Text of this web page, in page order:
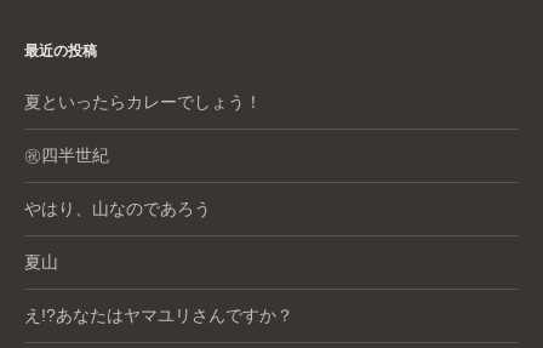
最近の投稿
夏といったらカレーでしょう！
㊗️四半世紀
やはり、山なのであろう
夏山
え!?あなたはヤマユリさんですか？